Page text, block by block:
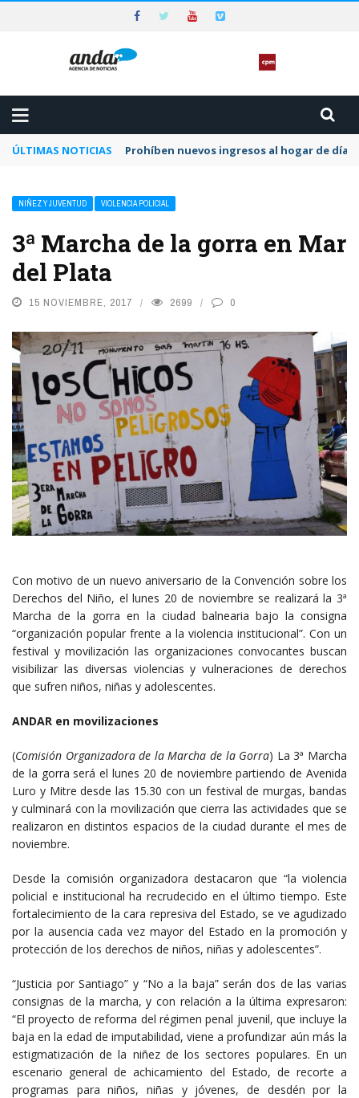
ÚLTIMAS NOTICIAS Prohíben nuevos ingresos al hogar de día
NIÑEZ Y JUVENTUD VIOLENCIA POLICIAL
3ª Marcha de la gorra en Mar
del Plata
15 NOVIEMBRE, 2017 2699 0
Con motivo de un nuevo aniversario de la Convención sobre los
Derechos del Niño, el lunes 20 de noviembre se realizará la 3ª
Marcha de la gorra en la ciudad balnearia bajo la consigna
“organización popular frente a la violencia institucional”. Con un
festival y movilización las organizaciones convocantes buscan
visibilizar las diversas violencias y vulneraciones de derechos
que sufren niños, niñas y adolescentes.
ANDAR en movilizaciones
(Comisión Organizadora de la Marcha de la Gorra) La 3ª Marcha
de la gorra será el lunes 20 de noviembre partiendo de Avenida
Luro y Mitre desde las 15.30 con un festival de murgas, bandas
y culminará con la movilización que cierra las actividades que se
realizaron en distintos espacios de la ciudad durante el mes de
noviembre.
Desde la comisión organizadora destacaron que “la violencia
policial e institucional ha recrudecido en el último tiempo. Este
fortalecimiento de la cara represiva del Estado, se ve agudizado
por la ausencia cada vez mayor del Estado en la promoción y
protección de los derechos de niños, niñas y adolescentes”.
“Justicia por Santiago” y “No a la baja” serán dos de las varias
consignas de la marcha, y con relación a la última expresaron:
“El proyecto de reforma del régimen penal juvenil, que incluye la
baja en la edad de imputabilidad, viene a profundizar aún más la
estigmatización de la niñez de los sectores populares. En un
escenario general de achicamiento del Estado, de recorte a
programas para niños, niñas y jóvenes, de desdén por la